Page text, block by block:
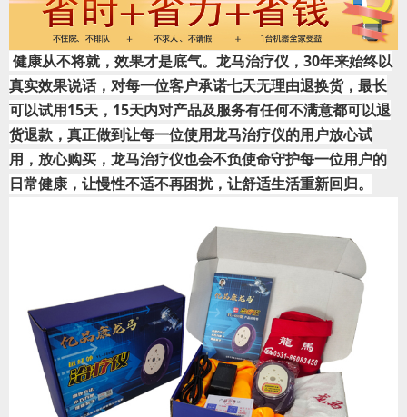
真实效果说话，对每一位客户承诺七天无理由退换货，最长
可以试用15天，15天内对产品及服务有任何不满意都可以退
货退款，真正做到让每一位使用龙马治疗仪的用户放心试
用，放心购买，龙马治疗仪也会不负使命守护每一位用户的
日常健康，让慢性不适不再困扰，让舒适生活重新回归。